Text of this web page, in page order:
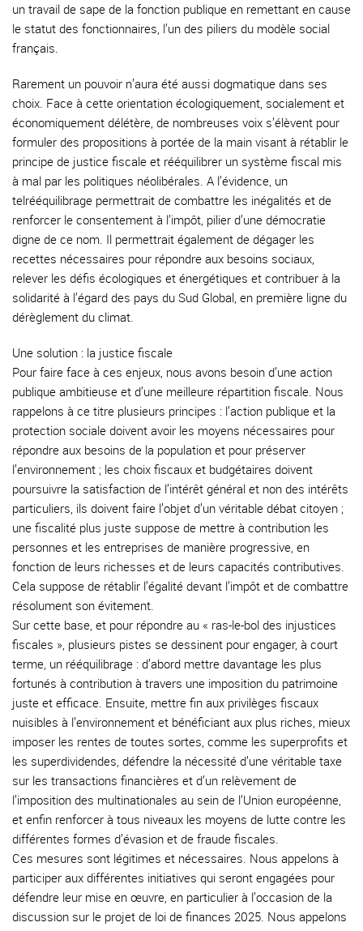
un travail de sape de la fonction publique en remettant en cause
le statut des fonctionnaires, l’un des piliers du modèle social
français.
Rarement un pouvoir n’aura été aussi dogmatique dans ses
choix. Face à cette orientation écologiquement, socialement et
économiquement délétère, de nombreuses voix s’élèvent pour
formuler des propositions à portée de la main visant à rétablir le
principe de justice fiscale et rééquilibrer un système fiscal mis
à mal par les politiques néolibérales. A l’évidence, un
telrééquilibrage permettrait de combattre les inégalités et de
renforcer le consentement à l’impôt, pilier d’une démocratie
digne de ce nom. Il permettrait également de dégager les
recettes nécessaires pour répondre aux besoins sociaux,
relever les défis écologiques et énergétiques et contribuer à la
solidarité à l’égard des pays du Sud Global, en première ligne du
dérèglement du climat.
Une solution : la justice fiscale
Pour faire face à ces enjeux, nous avons besoin d’une action
publique ambitieuse et d’une meilleure répartition fiscale. Nous
rappelons à ce titre plusieurs principes : l’action publique et la
protection sociale doivent avoir les moyens nécessaires pour
répondre aux besoins de la population et pour préserver
l’environnement ; les choix fiscaux et budgétaires doivent
poursuivre la satisfaction de l’intérêt général et non des intérêts
particuliers, ils doivent faire l’objet d’un véritable débat citoyen ;
une fiscalité plus juste suppose de mettre à contribution les
personnes et les entreprises de manière progressive, en
fonction de leurs richesses et de leurs capacités contributives.
Cela suppose de rétablir l’égalité devant l’impôt et de combattre
résolument son évitement.
Sur cette base, et pour répondre au « ras-le-bol des injustices
fiscales », plusieurs pistes se dessinent pour engager, à court
terme, un rééquilibrage : d’abord mettre davantage les plus
fortunés à contribution à travers une imposition du patrimoine
juste et efficace. Ensuite, mettre fin aux privilèges fiscaux
nuisibles à l’environnement et bénéficiant aux plus riches, mieux
imposer les rentes de toutes sortes, comme les superprofits et
les superdividendes, défendre la nécessité d’une véritable taxe
sur les transactions financières et d’un relèvement de
l’imposition des multinationales au sein de l’Union européenne,
et enfin renforcer à tous niveaux les moyens de lutte contre les
différentes formes d’évasion et de fraude fiscales.
Ces mesures sont légitimes et nécessaires. Nous appelons à
participer aux différentes initiatives qui seront engagées pour
défendre leur mise en œuvre, en particulier à l’occasion de la
discussion sur le projet de loi de finances 2025. Nous appelons